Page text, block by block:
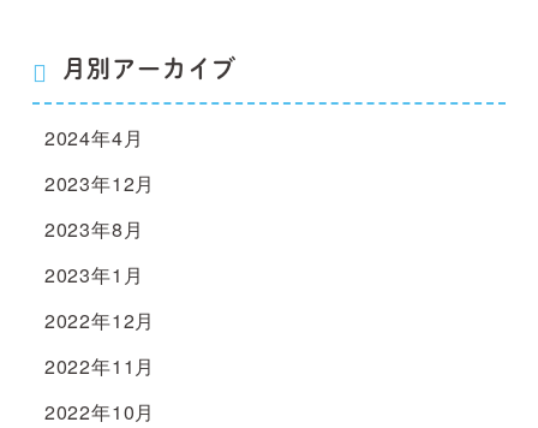
月別アーカイブ
2024年4月
2023年12月
2023年8月
2023年1月
2022年12月
2022年11月
2022年10月